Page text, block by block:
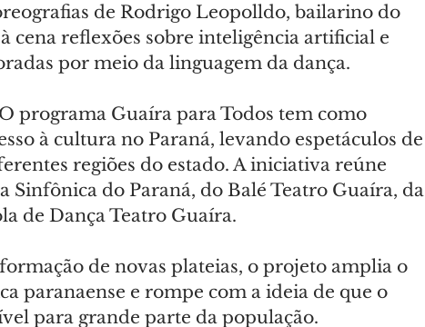
de Rodrigo Leopolldo, bailarino do
cena reflexões sobre inteligência artificial e
por meio da linguagem da dança.
programa Guaíra para Todos tem como
à cultura no Paraná, levando espetáculos de
regiões do estado. A iniciativa reúne
Sinfônica do Paraná, do Balé Teatro Guaíra, da
de Dança Teatro Guaíra.
de novas plateias, o projeto amplia o
paranaense e rompe com a ideia de que o
para grande parte da população.